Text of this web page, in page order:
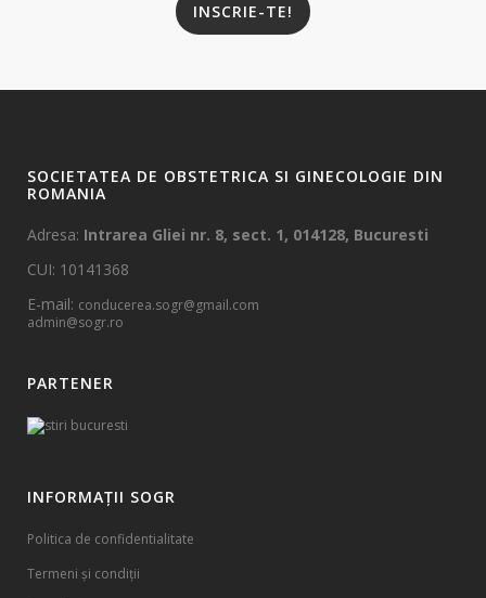
INSCRIE-TE!
SOCIETATEA DE OBSTETRICA SI GINECOLOGIE DIN
ROMANIA
Adresa: Intrarea Gliei nr. 8, sect. 1, 014128, Bucuresti
CUI: 10141368
E-mail: conducerea.sogr@gmail.com
admin@sogr.ro
PARTENER
INFORMAȚII SOGR
Politica de confidentialitate
Termeni și condiții